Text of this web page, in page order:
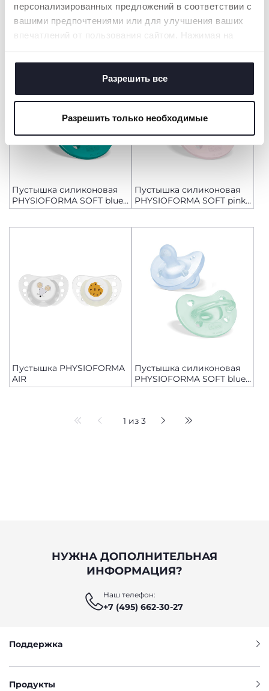
персонализированных предложений в соответствии с
вашими предпочтениями или для улучшения ваших
впечатлений от пользования сайтом. Нажимая на
кнопку «принять все», вы соглашаетесь с
размещением всех файлов cookie. Если вы желаете
получить больше информации или предоставить
согласие на использование некоторых файлов cookie,
баннер, вы соглашаетесь использовать только
технические файлы cookie, которые необходимы для
запрашиваемой услуги.
Разрешить все
Разрешить только необходимые
Пустышка PHYSIOFORMA
AIR
Пустышка PHYSIOFORMA
LUXE
Пустышка силиконовая
PHYSIOFORMA SOFT blue,
16-36 мес, 2 шт
Пустышка силиконовая
PHYSIOFORMA SOFT pink,
2-6мес, 2 шт
Пустышка PHYSIOFORMA
AIR
Пустышка силиконовая
PHYSIOFORMA SOFT blue,
2-6мес, 2 шт
1 из 3
НУЖНА ДОПОЛНИТЕЛЬНАЯ
ИНФОРМАЦИЯ?
Наш телефон:
+7 (495) 662-30-27
Поддержка
Продукты